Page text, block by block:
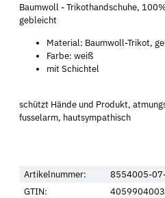
Baumwoll - Trikothandschuhe,
gebleicht
Material: Baumwoll-Trikot,
Farbe: weiß
mit Schichtel
schützt Hände und Produkt,
fusselarm, hautsympathisch
Artikelnummer:
8554005-
GTIN: